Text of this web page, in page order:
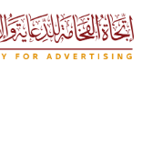
تخطي
إلى
المحتوى